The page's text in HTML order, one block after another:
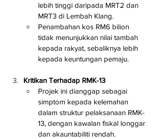
lebih tinggi daripada MRT2 dan
MRT3 di Lembah Klang.
Penambahan kos RM6 bilion
tidak menunjukkan nilai tambah
kepada rakyat, sebaliknya lebih
kepada keuntungan pemaju.
Kritikan Terhadap RMK-13
Projek ini dianggap sebagai
simptom kepada kelemahan
dalam struktur pelaksanaan RMK-
13, dengan kawalan fiskal longgar
dan akauntabiliti rendah.